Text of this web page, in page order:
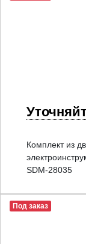
Комплект из
SDM-28035
Под заказ